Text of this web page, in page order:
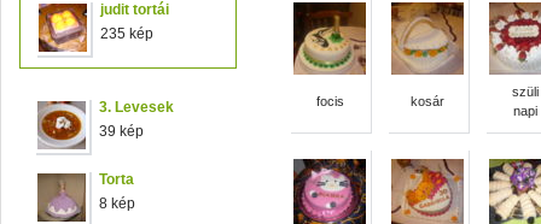
judit tortái
235 kép
3. Levesek
39 kép
Torta
8 kép
focis kosár
szüli
napi